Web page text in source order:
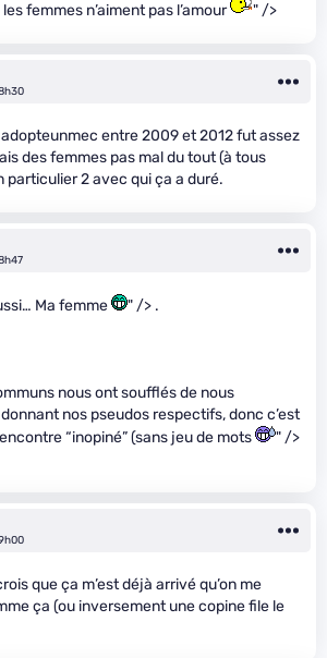
femmes n’aiment pas l’amour
" />
entre 2009 et 2012 fut assez
des femmes pas mal du tout (à tous
particulier 2 avec qui ça a duré.
Ma femme " /> .
nous ont soufflés de nous
nos pseudos respectifs, donc c’est
“inopiné” (sans jeu de mots
" />
que ça m’est déjà arrivé qu’on me
ça (ou inversement une copine file le